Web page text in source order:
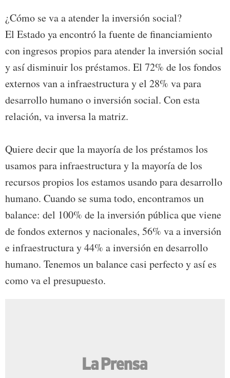
¿Cómo se va a atender la inversión social?
El Estado ya encontró la fuente de financiamiento
con ingresos propios para atender la inversión social
y así disminuir los préstamos. El 72% de los fondos
externos van a infraestructura y el 28% va para
desarrollo humano o inversión social. Con esta
relación, va inversa la matriz.
Quiere decir que la mayoría de los préstamos los
usamos para infraestructura y la mayoría de los
recursos propios los estamos usando para desarrollo
humano. Cuando se suma todo, encontramos un
balance: del 100% de la inversión pública que viene
de fondos externos y nacionales, 56% va a inversión
e infraestructura y 44% a inversión en desarrollo
humano. Tenemos un balance casi perfecto y así es
como va el presupuesto.